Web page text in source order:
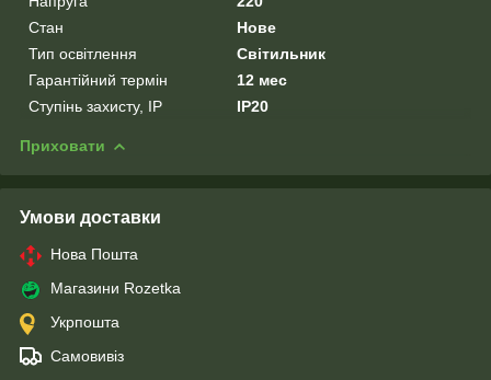
Стан
Нове
Тип освітлення
Світильник
Гарантійний термін
12 мес
Ступінь захисту, IP
IP20
Приховати
Умови доставки
Нова Пошта
Магазини Rozetka
Укрпошта
Самовивіз